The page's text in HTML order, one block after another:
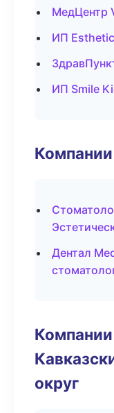
МедЦентр
ИП
ИП Smile
Дентал
округ